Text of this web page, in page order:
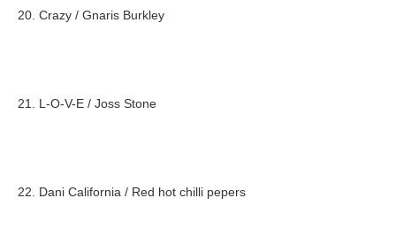
20. Crazy / Gnaris Burkley
21. L-O-V-E / Joss Stone
22. Dani California / Red hot chilli pepers